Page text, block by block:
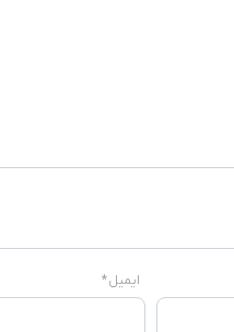
ایمیل*